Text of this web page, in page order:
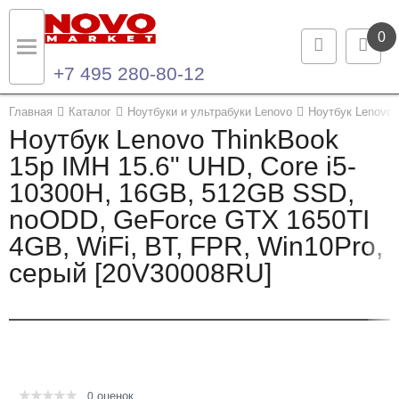
0
+7 495 280-80-12
Главная Каталог Ноутбуки и ультрабуки Lenovo Ноутбук
Ноутбук Lenovo ThinkBook
15p IMH 15.6" UHD, Core i5-
10300H, 16GB, 512GB SSD,
noODD, GeForce GTX 1650TI
4GB, WiFi, BT, FPR, Win10Pro,
серый [20V30008RU]
0 оценок
Назад
Каталог продукции
Ноутбуки и ультрабуки
Компьютеры
Моноблоки
Назад
Контакты
Контактная информация